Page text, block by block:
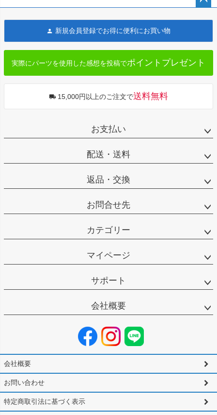
へ
新規会員登録でお得に便利にお買い物
実際にパーツを使用した感想を投稿でポイントプレゼント
15,000円以上のご注文で送料無料
お支払い
配送・送料
返品・交換
お問合せ先
カテゴリー
マイページ
サポート
会社概要
会社概要
お問い合わせ
特定商取引法に基づく表示